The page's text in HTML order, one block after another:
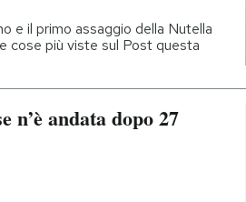
e il primo assaggio della Nutella
cose più viste sul Post questa
n’è andata dopo 27